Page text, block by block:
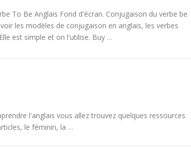
To Be Anglais Fond d'écran. Conjugaison du verbe be
les modèles de conjugaison en anglais, les verbes
est simple et on l'utilise. Buy …
l'anglais vous allez trouvez quelques ressources
le féminin, la …